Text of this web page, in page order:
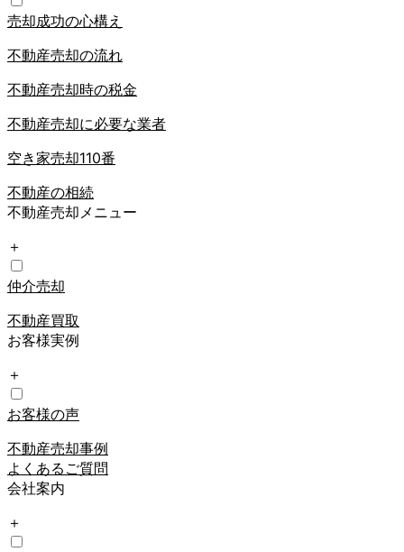
売却成功の心構え
不動産売却の流れ
不動産売却時の税金
不動産売却に必要な業者
空き家売却110番
不動産の相続
不動産売却メニュー
＋
仲介売却
不動産買取
お客様実例
＋
お客様の声
不動産売却事例
よくあるご質問
会社案内
＋